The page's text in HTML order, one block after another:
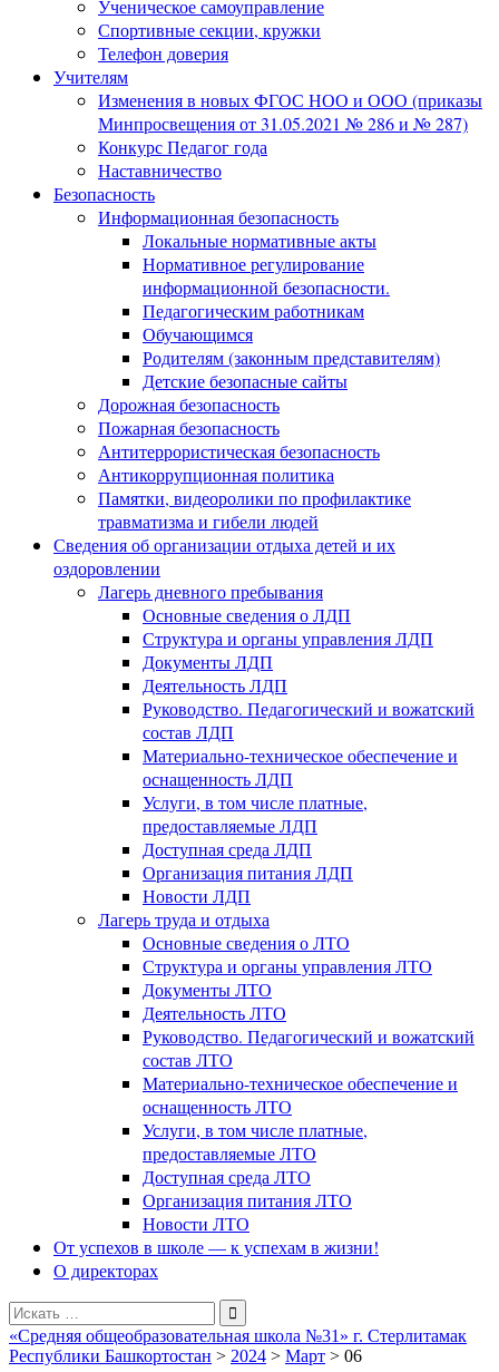
Ученическое самоуправление
Спортивные секции, кружки
Телефон доверия
Учителям
Изменения в новых ФГОС НОО и ООО (приказы
Минпросвещения от 31.05.2021 № 286 и № 287)
Конкурс Педагог года
Наставничество
Безопасность
Информационная безопасность
Локальные нормативные акты
Нормативное регулирование
информационной безопасности.
Педагогическим работникам
Обучающимся
Родителям (законным представителям)
Детские безопасные сайты
Дорожная безопасность
Пожарная безопасность
Антитеррористическая безопасность
Антикоррупционная политика
Памятки, видеоролики по профилактике
травматизма и гибели людей
Сведения об организации отдыха детей и их
оздоровлении
Лагерь дневного пребывания
Основные сведения о ЛДП
Структура и органы управления ЛДП
Документы ЛДП
Деятельность ЛДП
Руководство. Педагогический и вожатский
состав ЛДП
Материально-техническое обеспечение и
оснащенность ЛДП
Услуги, в том числе платные,
предоставляемые ЛДП
Доступная среда ЛДП
Организация питания ЛДП
Новости ЛДП
Лагерь труда и отдыха
Основные сведения о ЛТО
Структура и органы управления ЛТО
Документы ЛТО
Деятельность ЛТО
Руководство. Педагогический и вожатский
состав ЛТО
Материально-техническое обеспечение и
оснащенность ЛТО
Услуги, в том числе платные,
предоставляемые ЛТО
Доступная среда ЛТО
Организация питания ЛТО
Новости ЛТО
От успехов в школе — к успехам в жизни!
О директорах
Поиск
для:
«Средняя общеобразовательная школа №31» г. Стерлитамак
Республики Башкортостан > 2024 > Март > 06